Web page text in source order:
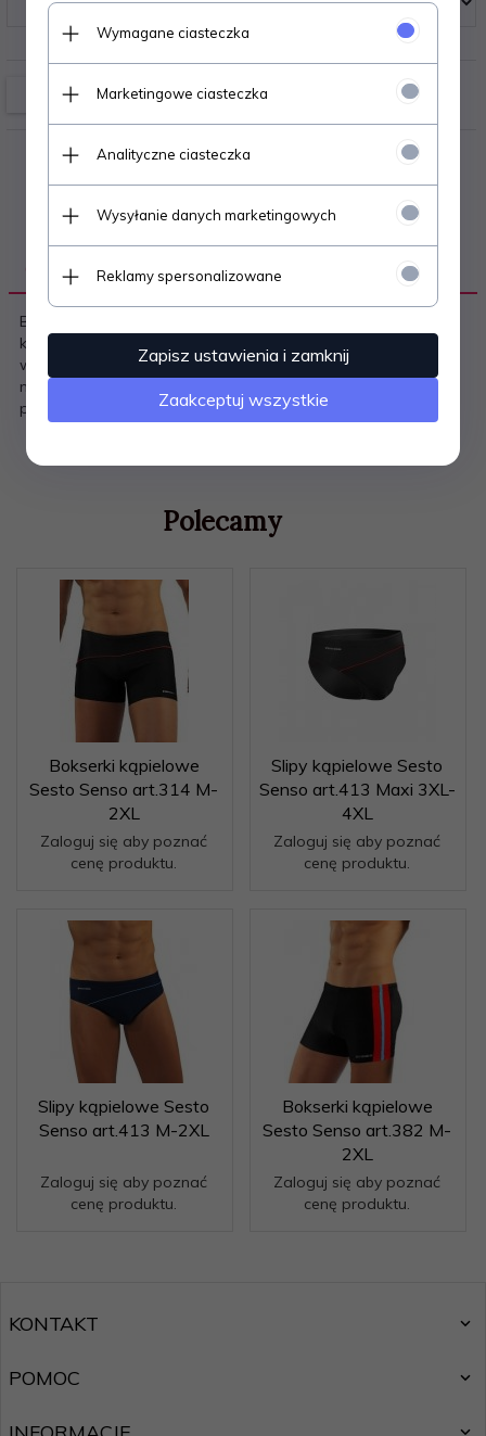
OPIS PRODUKTU
Bokserki kąpielowe- z wysokiej jakości mikrofibry, z
kontrastującymi wstawkami- w pasie elastyczna gumka, od
wewnętrznej strony sznureczek do regulacji obwodu- na
nogawce mały nadruk logo Sesto Senso Skład: 80%
poliamid, 20% elastan
Polecamy
Bokserki kąpielowe
Sesto Senso art.314 M-
2XL
Zaloguj się aby poznać
cenę produktu.
Slipy kąpielowe Sesto
Senso art.413 Maxi 3XL-
4XL
Zaloguj się aby poznać
cenę produktu.
Slipy kąpielowe Sesto
Senso art.413 M-2XL
Zaloguj się aby poznać
cenę produktu.
Bokserki kąpielowe
Sesto Senso art.382 M-
2XL
Zaloguj się aby poznać
cenę produktu.
KONTAKT
POMOC
Wymagane ciasteczka
Marketingowe ciasteczka
Analityczne ciasteczka
Wysyłanie danych marketingowych
Reklamy spersonalizowane
Zapisz ustawienia i zamknij
Zaakceptuj wszystkie